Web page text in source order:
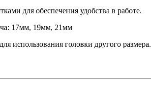
для обеспечения удобства в работе.
17мм, 19мм, 21мм
использования головки другого размера.